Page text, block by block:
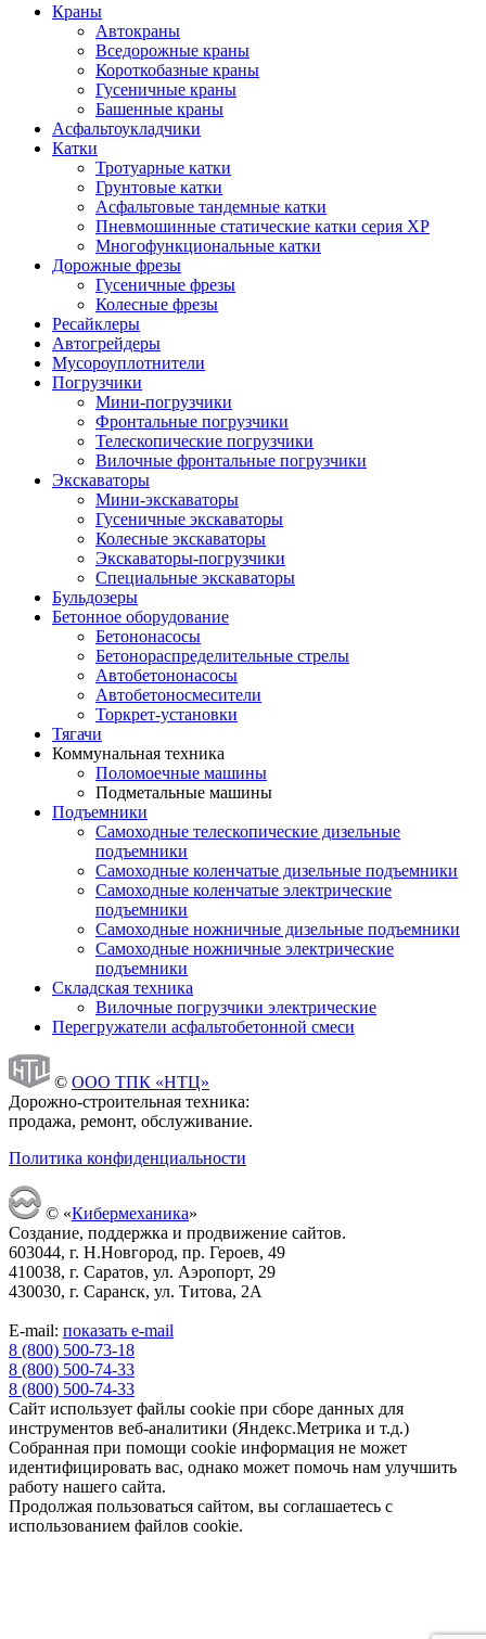
Краны
Автокраны
Вседорожные краны
Короткобазные краны
Гусеничные краны
Башенные краны
Асфальтоукладчики
Катки
Тротуарные катки
Грунтовые катки
Асфальтовые тандемные катки
Пневмошинные статические катки серия XP
Многофункциональные катки
Дорожные фрезы
Гусеничные фрезы
Колесные фрезы
Ресайклеры
Автогрейдеры
Мусороуплотнители
Погрузчики
Мини-погрузчики
Фронтальные погрузчики
Телескопические погрузчики
Вилочные фронтальные погрузчики
Экскаваторы
Мини-экскаваторы
Гусеничные экскаваторы
Колесные экскаваторы
Экскаваторы-погрузчики
Специальные экскаваторы
Бульдозеры
Бетонное оборудование
Бетононасосы
Бетонораспределительные стрелы
Автобетононасосы
Автобетоносмесители
Торкрет-установки
Тягачи
Коммунальная техника
Поломоечные машины
Подметальные машины
Подъемники
Самоходные телескопические дизельные
подъемники
Самоходные коленчатые дизельные подъемники
Самоходные коленчатые электрические
подъемники
Самоходные ножничные дизельные подъемники
Самоходные ножничные электрические
подъемники
Складская техника
Вилочные погрузчики электрические
Перегружатели асфальтобетонной смеси
© ООО ТПК «НТЦ»
Дорожно-строительная техника:
продажа, ремонт, обслуживание.
Политика конфиденциальности
© «Кибермеханика»
Создание, поддержка и продвижение сайтов.
603044, г. Н.Новгород, пр. Героев, 49
410038, г. Саратов, ул. Аэропорт, 29
430030, г. Саранск, ул. Титова, 2А
E-mail: показать e-mail
8 (800) 500-73-18
8 (800) 500-74-33
8 (800) 500-74-33
Cайт использует файлы cookie при сборе данных для
инструментов веб-аналитики (Яндекс.Метрика и т.д.)
Собранная при помощи cookie информация не может
идентифицировать вас, однако может помочь нам улучшить
работу нашего сайта.
Продолжая пользоваться сайтом, вы соглашаетесь с
использованием файлов cookie.